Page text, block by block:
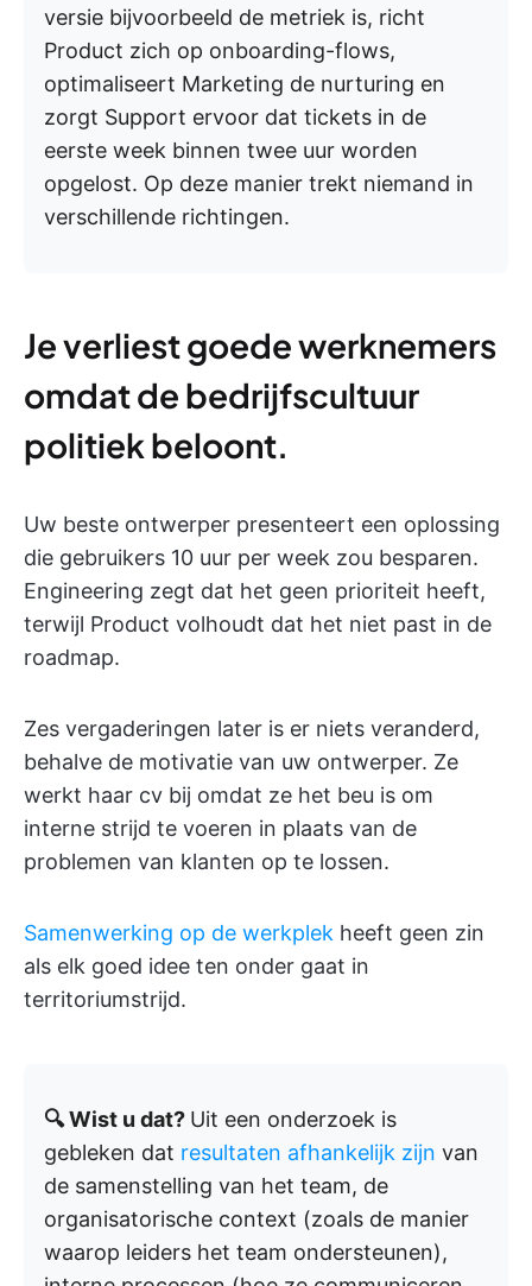
versie bijvoorbeeld de metriek is, richt
Product zich op onboarding-flows,
optimaliseert Marketing de nurturing en
zorgt Support ervoor dat tickets in de
eerste week binnen twee uur worden
opgelost. Op deze manier trekt niemand in
verschillende richtingen.
Je verliest goede werknemers
omdat de bedrijfscultuur
politiek beloont.
Uw beste ontwerper presenteert een oplossing
die gebruikers 10 uur per week zou besparen.
Engineering zegt dat het geen prioriteit heeft,
terwijl Product volhoudt dat het niet past in de
roadmap.
Zes vergaderingen later is er niets veranderd,
behalve de motivatie van uw ontwerper. Ze
werkt haar cv bij omdat ze het beu is om
interne strijd te voeren in plaats van de
problemen van klanten op te lossen.
Samenwerking op de werkplek heeft geen zin
als elk goed idee ten onder gaat in
territoriumstrijd.
🔍 Wist u dat? Uit een onderzoek is
gebleken dat resultaten afhankelijk zijn van
de samenstelling van het team, de
organisatorische context (zoals de manier
waarop leiders het team ondersteunen),